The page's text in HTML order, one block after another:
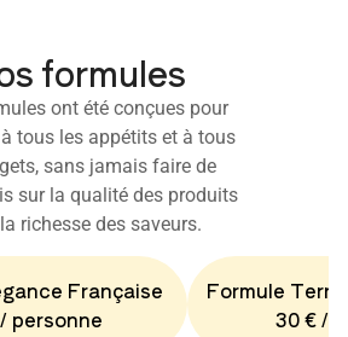
formules
ont été conçues pour
à tous les appétits et à tous
sans jamais faire de
sur la qualité des produits
richesse des saveurs.
Française
personne
Formule
30 € /